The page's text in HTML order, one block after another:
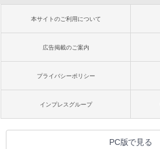
本サイトのご利用について
広告掲載のご案内
プライバシーポリシー
インプレスグループ
PC版で見る